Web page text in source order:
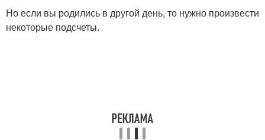
Но если вы родились в другой день, то нужно произвести
некоторые подсчеты.